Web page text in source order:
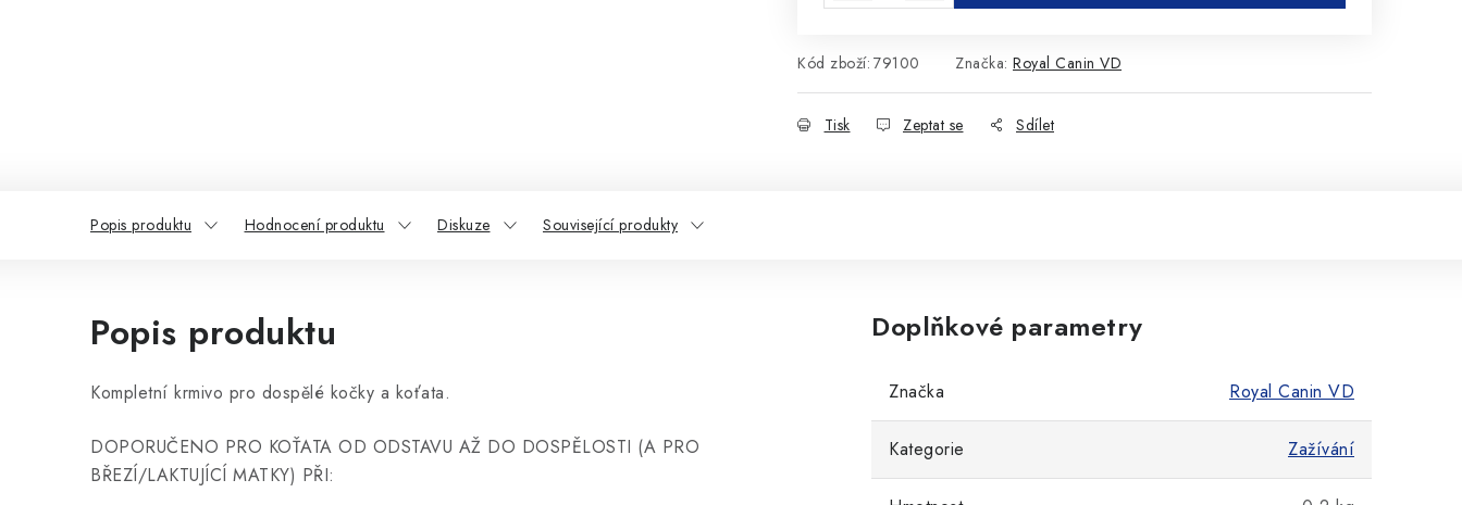
Kód zboží: 79100 Značka: Royal Canin VD
Tisk Zeptat se Sdílet
Popis produktu Hodnocení produktu Diskuze Související produkty
Popis produktu
Kompletní krmivo pro dospělé kočky a koťata.
DOPORUČENO PRO KOŤATA OD ODSTAVU AŽ DO DOSPĚLOSTI (A PRO
BŘEZÍ/LAKTUJÍCÍ MATKY) PŘI:
Doplňkové parametry
Značka Royal Canin VD
Kategorie Zažívání